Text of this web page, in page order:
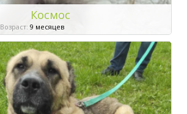
Космос
Возраст: 9 месяцев